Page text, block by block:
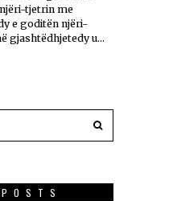
tjetrin me
e goditën njëri-
gjashtëdhjetedy u…